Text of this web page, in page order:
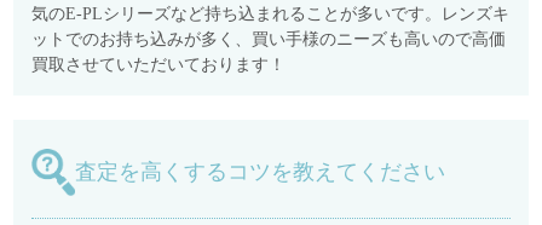
気のE-PLシリーズなど持ち込まれることが多いです。レンズキ
ットでのお持ち込みが多く、買い手様のニーズも高いので高価
買取させていただいております！
査定を高くするコツを教えてください